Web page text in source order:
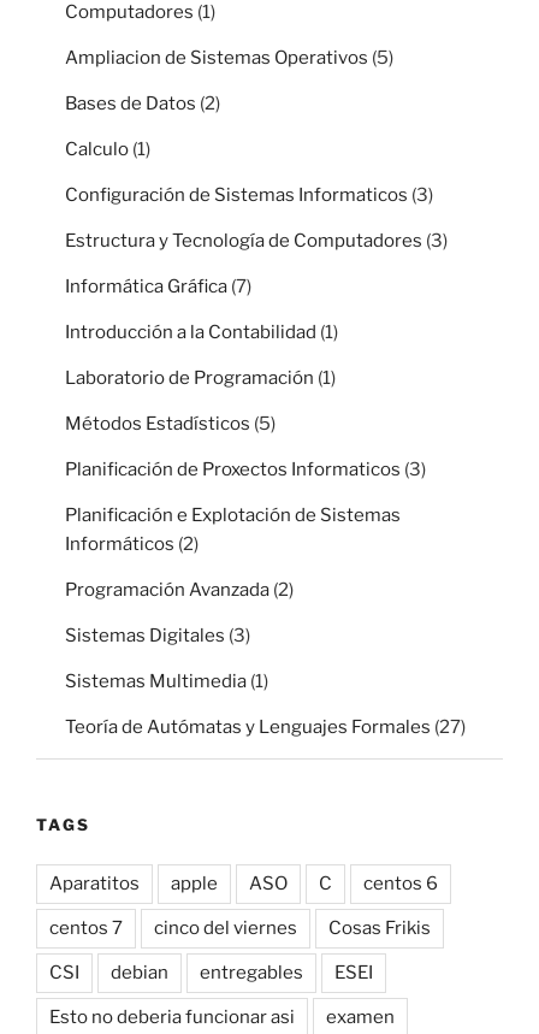
Computadores (1)
Ampliacion de Sistemas Operativos (5)
Bases de Datos (2)
Calculo (1)
Configuración de Sistemas Informaticos (3)
Estructura y Tecnología de Computadores (3)
Informática Gráfica (7)
Introducción a la Contabilidad (1)
Laboratorio de Programación (1)
Métodos Estadísticos (5)
Planificación de Proxectos Informaticos (3)
Planificación e Explotación de Sistemas
Informáticos (2)
Programación Avanzada (2)
Sistemas Digitales (3)
Sistemas Multimedia (1)
Teoría de Autómatas y Lenguajes Formales (27)
TAGS
Aparatitos apple ASO C centos 6
centos 7 cinco del viernes Cosas Frikis
CSI debian entregables ESEI
Esto no deberia funcionar asi examen